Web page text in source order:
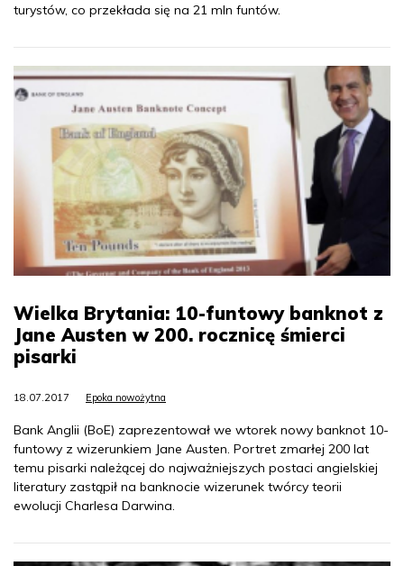
turystów, co przekłada się na 21 mln funtów.
Wielka Brytania: 10-funtowy banknot z
Jane Austen w 200. rocznicę śmierci
pisarki
18.07.2017 Epoka nowożytna
Bank Anglii (BoE) zaprezentował we wtorek nowy banknot 10-
funtowy z wizerunkiem Jane Austen. Portret zmarłej 200 lat
temu pisarki należącej do najważniejszych postaci angielskiej
literatury zastąpił na banknocie wizerunek twórcy teorii
ewolucji Charlesa Darwina.